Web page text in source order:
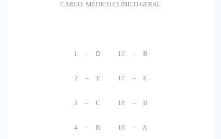
CARGO: MÉDICO CLÍNICO GERAL
1 – D 16 – B
2 – E 17 – E
3 – C 18 – B
4 – B 19 – A